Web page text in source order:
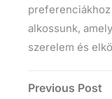
alkossunk,
szerelem és
Previous Post